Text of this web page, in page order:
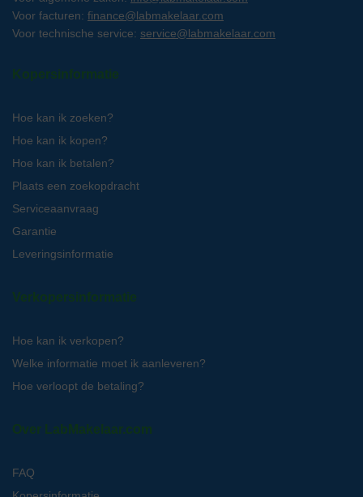
Voor facturen: finance@labmakelaar.com
Voor technische service: service@labmakelaar.com
Kopersinformatie
Hoe kan ik zoeken?
Hoe kan ik kopen?
Hoe kan ik betalen?
Plaats een zoekopdracht
Serviceaanvraag
Garantie
Leveringsinformatie
Verkopersinformatie
Hoe kan ik verkopen?
Welke informatie moet ik aanleveren?
Hoe verloopt de betaling?
Over LabMakelaar.com
FAQ